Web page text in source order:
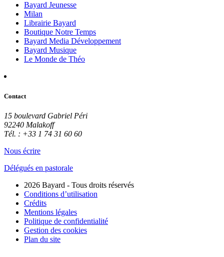
Bayard Jeunesse
Milan
Librairie Bayard
Boutique Notre Temps
Bayard Media Développement
Bayard Musique
Le Monde de Théo
Contact
15 boulevard Gabriel Péri
92240 Malakoff
Tél. : +33 1 74 31 60 60
Nous écrire
Délégués en pastorale
2026 Bayard - Tous droits réservés
Conditions d’utilisation
Crédits
Mentions légales
Politique de confidentialité
Gestion des cookies
Plan du site